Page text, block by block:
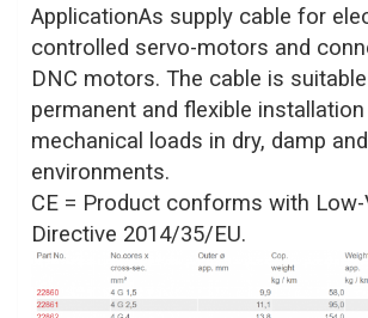
ApplicationAs supply cable for
controlled servo-motors and
DNC motors. The cable is
permanent and flexible
mechanical loads in dry, damp
environments.
CE = Product conforms with
Directive 2014/35/EU.